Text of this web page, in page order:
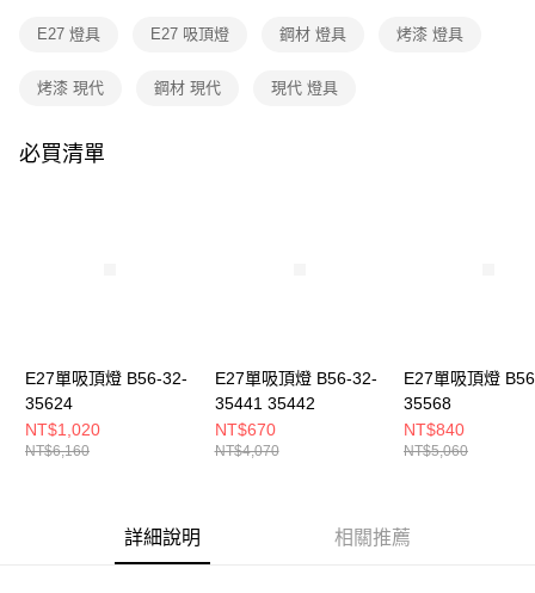
２．訂單成立數日內，您將收到繳費通知簡訊。
３．收到繳費通知簡訊後14天內，點擊此簡訊中的連結，可透過四大超商／
※ 請注意：結帳手續完成當下不需立刻繳費，但若您需要取消訂單，請聯絡
※ 交易是否成功請以「AFTEE先享後付 」之結帳頁面顯示為準，若有關於
３．未成年的使用者請事先徵得法定代理人或監護人之同意方可使用
「AFTEE先享後付」，若未經同意申辦者引起之損失，本公司不負相關責
任。
４．使用「AFTEE先享後付」時，將依據個別帳號之用戶狀況，依本公司即
時審查核予不同之上限額度；若仍有額度不足之情形，本公司將視審查結果
E27 燈具 E27 吸頂燈 鋼材 燈具 烤漆 燈具
烤漆 現代 鋼材 現代 現代 燈具
必買清單
E27單吸頂燈 B56-32-
35624
NT$1,020
NT$6,160
E27單吸頂燈 B56-32-
35441 35442
NT$670
NT$4,070
E27單吸頂燈
35568
NT$840
NT$5,060
詳細說明 相關推薦